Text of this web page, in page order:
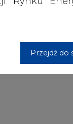
Przejdź do
Przesłanie